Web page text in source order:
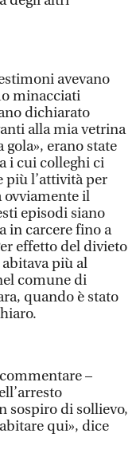
avevano
minacciati
dichiarato
alla mia vetrina
erano state
i cui colleghi ci
più l’attività per
ovviamente il
episodi siano
in carcere fino a
effetto del divieto
più al
comune di
quando è stato
–
sospiro di sollievo,
qui», dice